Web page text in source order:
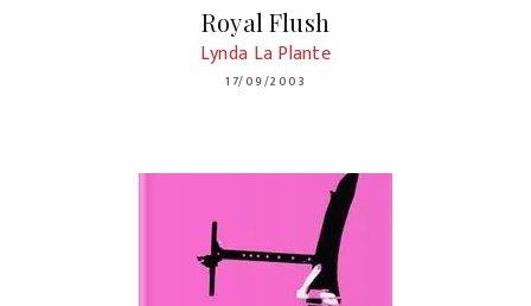
Royal Flush
Lynda La Plante
17/09/2003